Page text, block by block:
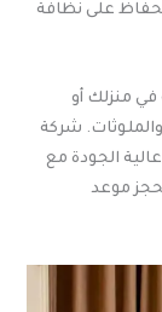
على نظافة
منزلك أو
شركة
الجودة مع
موعد